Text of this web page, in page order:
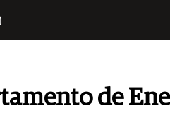
de